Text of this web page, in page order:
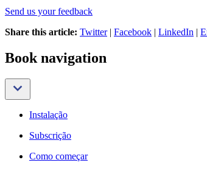
Send us your feedback
Share this article: Twitter| Facebook | LinkedIn |
Book navigation
Instalação
Subscrição
Como começar